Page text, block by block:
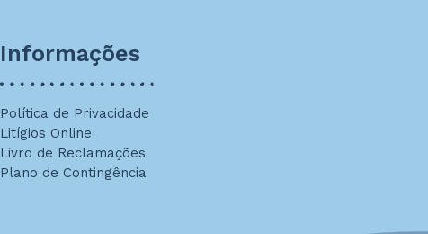
Informações
Política de Privacidade
Litígios Online
Livro de Reclamações
Plano de Contingência